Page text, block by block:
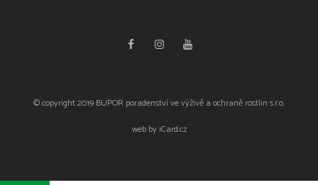
© copyright 2019 BUPOR poradenství ve výživě a ochraně rostlin s.r.o.
web byiCard.cz